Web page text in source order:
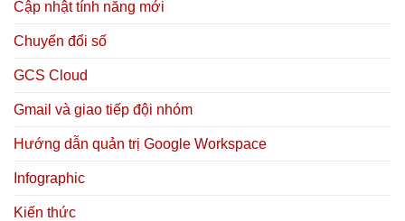
Cập nhật tính năng mới
Chuyển đổi số
GCS Cloud
Gmail và giao tiếp đội nhóm
Hướng dẫn quản trị Google Workspace
Infographic
Kiến thức